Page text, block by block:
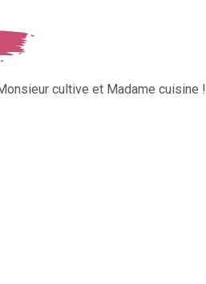
cultive et Madame cuisine !